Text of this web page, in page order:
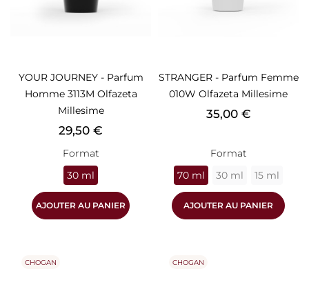
YOUR JOURNEY - Parfum
Homme 3113M Olfazeta
Millesime
Prix
29,50 €
Format
30 ml
AJOUTER AU PANIER
STRANGER - Parfum Femme
010W Olfazeta Millesime
Prix
35,00 €
Format
70 ml
30 ml 15 ml
AJOUTER AU PANIER
CHOGAN CHOGAN